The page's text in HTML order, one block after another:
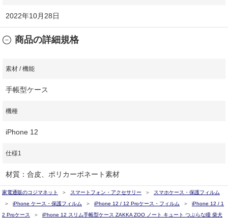
2022年10月28日
商品の詳細規格
素材 / 機能
手帳型ケース
機種
iPhone 12
仕様1
材質：合皮、ポリカーボネート素材
家電通販のコジマネット スマートフォン・アクセサリー
スマホケース・保護フィルム
iPhone ケース・保護フィルム
iPhone 12 / 12 Proケース・フィルム
iPhone 12 / 1
2 Proケース
iPhone 12 スリム手帳型ケース ZAKKA ZOO ノート キュート つぶらな瞳 柴犬